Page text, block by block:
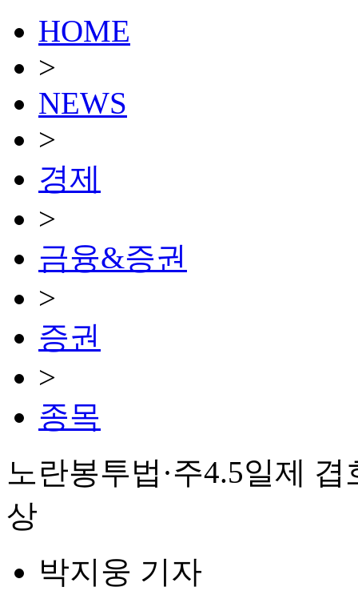
HOME
>
NEWS
>
경제
>
금융&증권
>
증권
>
종목
노란봉투법·주4.5일제
상
박지웅 기자